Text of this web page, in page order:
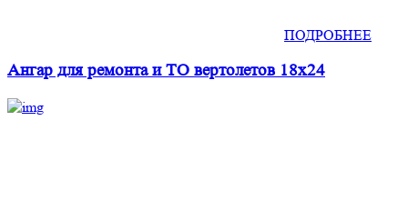
ПОДРОБНЕЕ
Ангар для ремонта и ТО вертолетов 18х24